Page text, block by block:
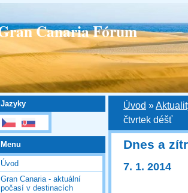
Canaria Fórum
Jazyky
Menu
Úvod
Gran Canaria - aktuální
počasí v destinacích
Úvod »
čtvrtek déšť
Dnes a
7. 1. 2014